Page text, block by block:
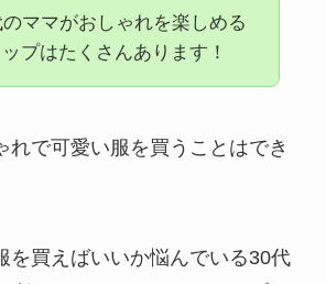
ママがおしゃれを楽しめる
プはたくさんあります！
れで可愛い服を買うことはでき
を買えばいいか悩んでいる30代